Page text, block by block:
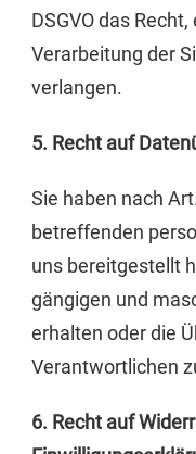
DSGVO das
Verarbeitung der
verlangen.
5. Recht auf
Sie haben nach
betreffenden
uns bereitgestellt
gängigen und
erhalten oder die
Verantwortlichen
6. Recht auf